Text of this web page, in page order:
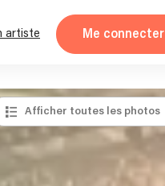
artiste Me connecter
Afficher toutes les photos